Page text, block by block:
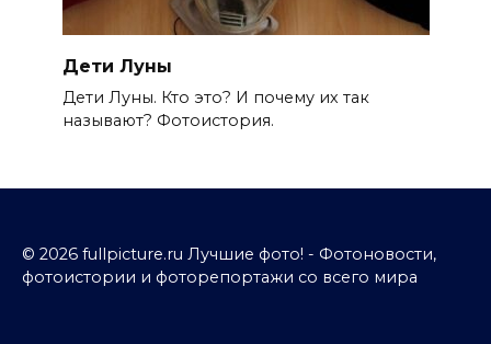
Дети Луны
Дети Луны. Кто это? И почему их так
называют? Фотоистория.
© 2026 fullpicture.ru Лучшие фото! - Фотоновости,
фотоистории и фоторепортажи со всего мира